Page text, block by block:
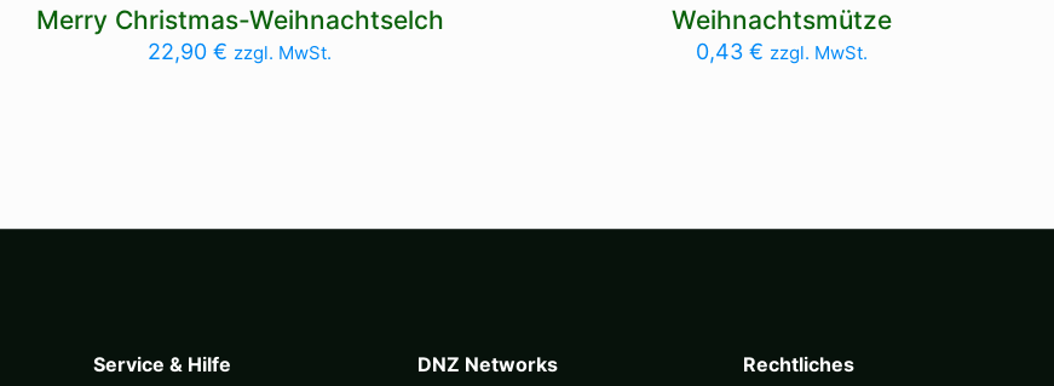
Merry Christmas-Weihnachtselch
22,90€ zzgl. MwSt.
Weihnachtsmütze
0,43 € zzgl. MwSt.
Service & Hilfe DNZ Networks Rechtliches